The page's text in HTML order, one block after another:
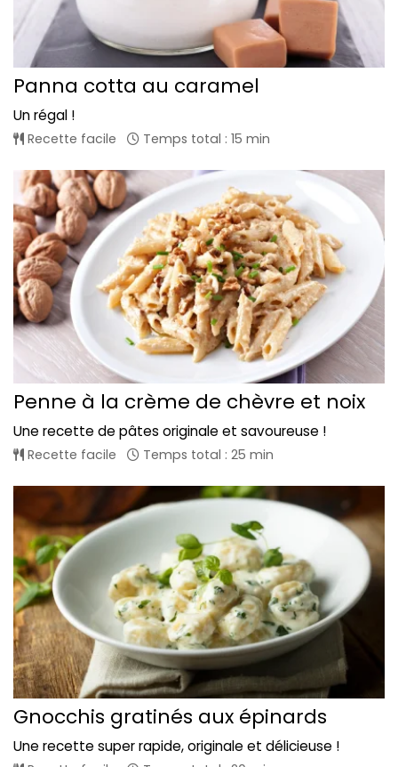
Panna cotta au caramel
Un régal !
Recette facile Temps total : 15 min
Penne à la crème de chèvre et noix
Une recette de pâtes originale et savoureuse !
Recette facile Temps total : 25 min
Gnocchis gratinés aux épinards
Une recette super rapide, originale et délicieuse !